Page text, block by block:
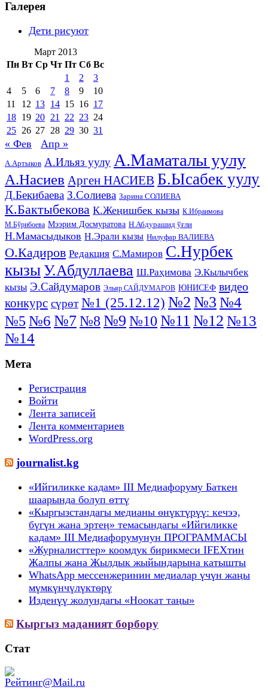
Галерея
Дети рисуют
Март 2013
Пн Вт Ср Чт Пт Сб Вс
1
2
3
4
5 6 7 8 9
10
11
12 13 14 15 16 17
18 19 20 21 22 23 24
25 26 27 28 29 30 31
« Фев Апр »
А.Артыков А.Ильяз уулу А.Маматалы уулу
А.Насиев Арген НАСИЕВ Б.Ысабек уулу
Д.Бекибаева З.Солиева Зарина СОЛИЕВА
К.Бактыбекова К.Жеңишбек кызы К.Ибраимова
М.Бўрибоева Мээрим Досмуратова Н.Абдурашид ўғли
Н.Мамасыдыков Н.Эрали кызы Нилуфар ВАЛИЕВА
О.Кадиров Редакция С.Мамиров С.Нурбек
кызыУ.Абдуллаева Ш.Раҳимова Э.Кылычбек
кызы Э.Сайдумаров Эльяр САЙДУМАРОВ ЮНИСЕФ видео
конкурс сүрөт №1 (25.12.12) №2 №3 №4
№5 №6 №7№8 №9 №10 №11 №12 №13
№14
Мета
Регистрация
Войти
Лента записей
Лента комментариев
WordPress.org
journalist.kg
«Ийгиликке кадам» III Медиафоруму Баткен
шаарында болуп өттү
«Кыргызстандагы медианы өнүктүрүү: кечээ,
бүгүн жана эртеӊ» темасындагы «Ийгиликке
кадам» III Медиафорумунун ПРОГРАММАСЫ
«Журналисттер» коомдук бирикмеси IFEXтин
Жалпы жана Жылдык жыйындарына катышты
WhatsApp мессенжеринин медиалар үчүн жаңы
мүмкүнчүлүктөрү
Изденүү жолундагы «Ноокат таңы»
Кыргыз маданият борбору
Стат